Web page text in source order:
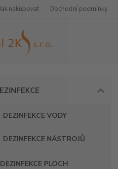
nakupovat Obchodní podmínky
DEZINFEKCE VODY
DEZINFEKCE NÁSTROJŮ
DEZINFEKCE PLOCH